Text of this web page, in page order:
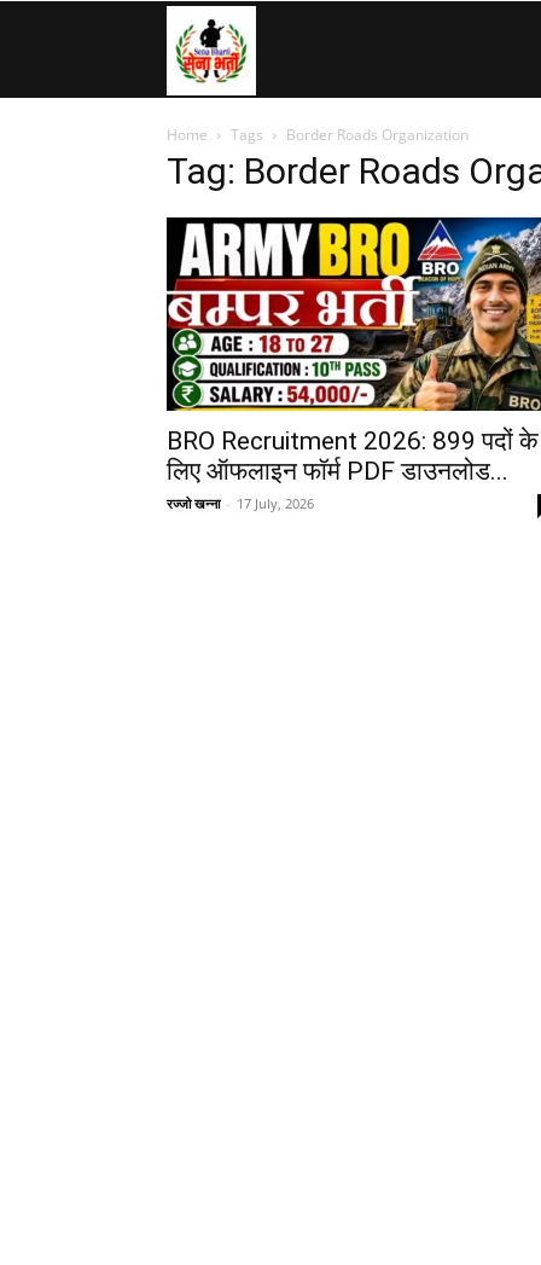
»
Army,
Navy,
Airforce,
Home Tags Border Roads Organization
Tag: Border Roads
BRO Recruitment 2026: 899 पदों के
लिए ऑफलाइन फॉर्म PDF डाउनलोड...
रज्जो खन्ना - 17 July, 2026